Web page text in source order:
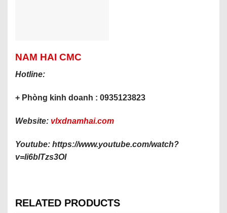
NAM HAI CMC
Hotline:
+ Phòng kinh doanh : 0935123823
Website: vlxdnamhai.com
Youtube: https://www.youtube.com/watch?
v=li6blTzs3OI
RELATED PRODUCTS